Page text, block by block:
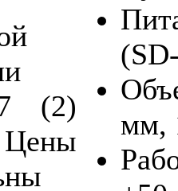
(2)
мм,